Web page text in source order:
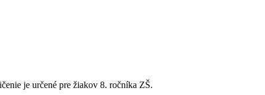
je určené pre žiakov 8. ročníka ZŠ.